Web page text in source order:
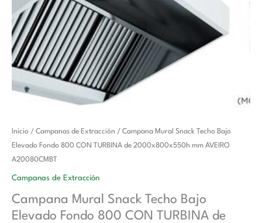
Inicio / Campanas de Extracción / Campana Mural Snack Techo Bajo
Elevado Fondo 800 CON TURBINA de 2000x800x550h mm AVEIRO
A20080CMBT
Campanas de Extracción
Campana Mural Snack Techo Bajo
Elevado Fondo 800 CON TURBINA de
El
precio
era:
El
precio
Campana
Mural
Snack
Techo
Elevado
Fondo